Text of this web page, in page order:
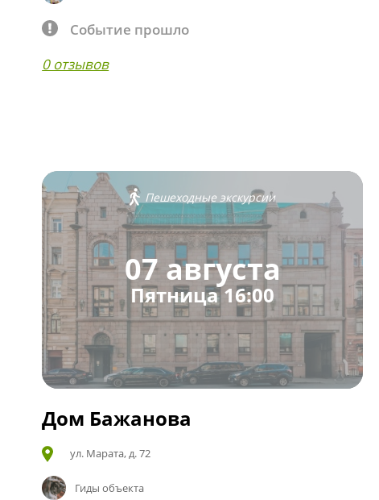
Событие прошло
0 отзывов
Пешеходные экскурсии
07 августа
Пятница 16:00
Дом Бажанова
ул. Марата, д. 72
Гиды объекта